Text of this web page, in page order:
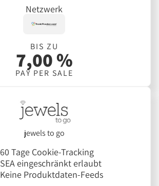
Netzwerk
BIS ZU
7,00 %
PAY PER SALE
jewels to go
60 Tage Cookie-Tracking
SEA eingeschränkt erlaubt
Keine Produktdaten-Feeds